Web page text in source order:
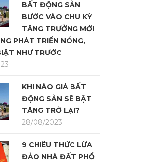
BẤT ĐỘNG SẢN
BƯỚC VÀO CHU KỲ
TĂNG TRƯỞNG MỚI
PHÁT TRIỂN NÓNG,
NHƯ TRƯỚC
KHI NÀO GIÁ BẤT
ĐỘNG SẢN SẼ BẬT
TĂNG TRỞ LẠI?
28/08/2023
9 CHIÊU THỨC LỪA
ĐẢO NHÀ ĐẤT PHỔ